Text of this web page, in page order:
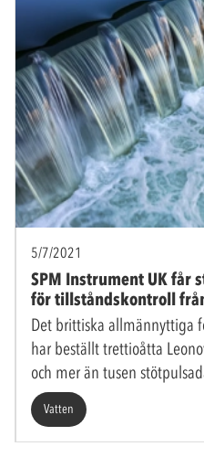
5/7/2021
SPM Instrument UK får
för tillståndskontroll
Det brittiska allmännyttiga
har beställt trettioåtta
och mer än tusen
Vatten